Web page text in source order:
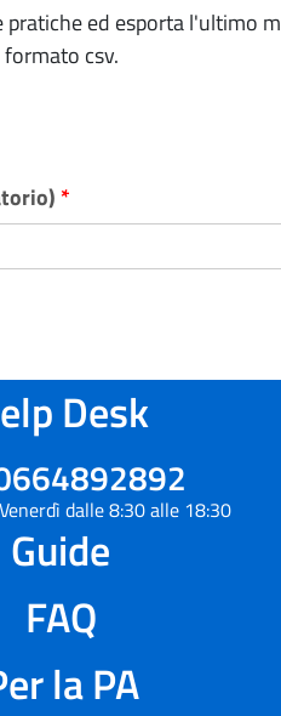
pratiche ed esporta l'ultimo
formato csv.
CAPTCHA
*
Desk
dalle 8:30 alle 18:30
Guide
FAQ
la PA